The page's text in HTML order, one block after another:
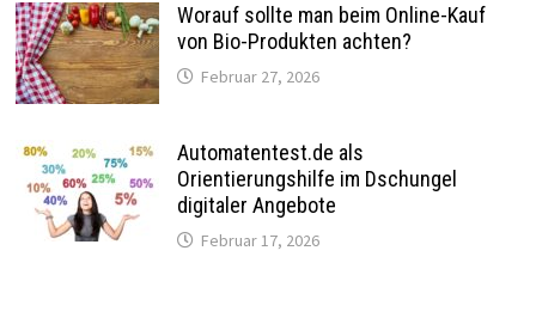
Worauf sollte man beim Online-Kauf
von Bio-Produkten achten?
Februar 27, 2026
Automatentest.de als
Orientierungshilfe im Dschungel
digitaler Angebote
Februar 17, 2026